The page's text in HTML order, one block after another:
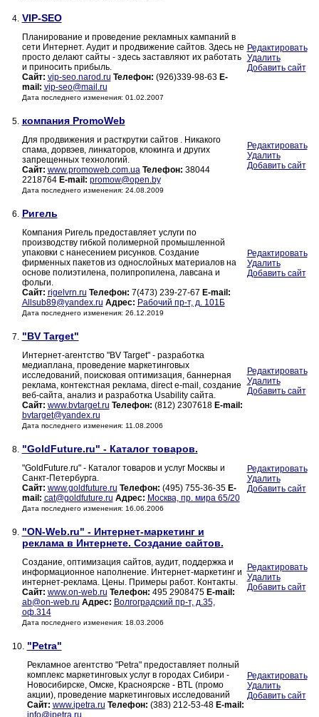
4. VIP-SEO
Планирование и проведение рекламных кампаний в
сети Интернет. Аудит и продвижение сайтов. Здесь не
просто делают сайты - здесь заставляют их работать
и приносить прибыль.
Сайт: vip-seo.narod.ru Телефон: (926)339-98-63 E-
mail: vip-seo@mail.ru
Дата последнего изменения: 01.02.2007
Редактировать
Удалить
Добавить сайт
5. компания PromoWeb
Для продвижения и расткрутки сайтов . Никакого
спама, дорвэев, линкаторов, клокинга и других
запрещенных технологий.
Сайт: www.promoweb.com.ua Телефон: 38044
2218764 E-mail: promow@open.by
Дата последнего изменения: 24.08.2009
Редактировать
Удалить
Добавить сайт
6. Ригель
Компания Ригель предоставляет услуги по
производству гибкой полимерной промышленной
упаковки с нанесением рисунков. Создание
фирменных пакетов из однослойных материалов на
основе полиэтилена, полипропилена, лавсана и
фольги.
Сайт: rigelvrn.ru Телефон: 7(473) 239-27-67 E-mail:
Allsub89@yandex.ru Адрес: Рабочий пр-т, д. 101Б
Дата последнего изменения: 26.12.2019
Редактировать
Удалить
Добавить сайт
7. "BV Target"
Интернет-агентство "BV Target" - разработка
медиаплана, проведение маркетинговых
исследований, поисковая оптимизация, баннерная
реклама, контекстная реклама, direct e-mail, создание
веб-сайта, анализ и разработка Usability сайта.
Сайт: www.bvtarget.ru Телефон: (812) 2307618 E-mail:
bvtarget@yandex.ru
Дата последнего изменения: 11.08.2006
Редактировать
Удалить
Добавить сайт
8. "GoldFuture.ru" - Каталог товаров.
"GoldFuture.ru" - Каталог товаров и услуг Москвы и
Санкт-Петербурга.
Сайт: www.goldfuture.ru Телефон: (495) 755-36-35 E-
mail: cat@goldfuture.ru Адрес: Москва, пр. мира 65/20
Дата последнего изменения: 16.06.2006
Редактировать
Удалить
Добавить сайт
9. "ON-Web.ru" - Интернет-маркетинг и
реклама в Интернете. Создание сайтов.
Создание, оптимизация сайтов, аудит, поддержка и
информационное наполнение. Интернет-маркетинг и
интернет-реклама. Цены. Примеры работ. Контакты.
Сайт: www.on-web.ru Телефон: 495 2908475 E-mail:
ab@on-web.ru Адрес: Волгоградский пр-т, д.35,
оф.314
Дата последнего изменения: 18.03.2006
Редактировать
Удалить
Добавить сайт
10. "Petra"
Рекламное агентство "Petra" предоставляет полный
комплекс маркетинговых услуг в городах Сибири -
Новосибирске, Омске, Красноярске - BTL (промо
акции), проведение маркетинговых исследований
Сайт: www.ipetra.ru Телефон: (383) 212-53-48 E-mail:
Редактировать
Удалить
Добавить сайт